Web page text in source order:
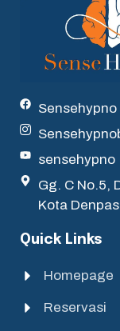
Sensehypno
sensehypno
Gg. C No.5,
Kota
Quick Links
Homepage
Reservasi